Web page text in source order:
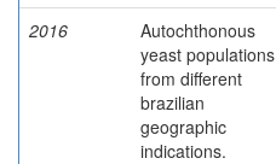
2016
Autochthonous
yeast populations
from different
brazilian
geographic
indications.